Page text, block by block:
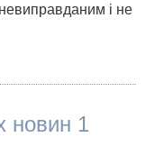
і не
новин 1